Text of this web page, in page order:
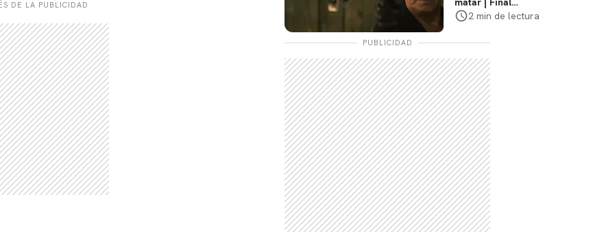
DE LA PUBLICIDAD
explicado, ¿Qué
Stan y Beggar?
2 min de lectura
PUBLICIDAD